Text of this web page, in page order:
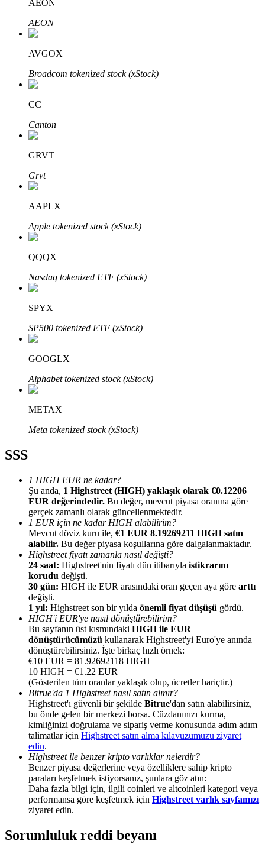
Otomatik Yatırım
Uzun vadeli kâr ve esnek çıkarlar elde edin
Bitrue
Bitrue Ortakları
Kullanıcı başına %65'e kadar komisyon!
Yönlendirme
Arkadaşını davet et, nakit ödüller kazan
Deposit CASHCAT & Win
Deposit CASHCAT & Win
Share 500000 CASHCAT prize pool
AEON
AEON
AVGOX
Broadcom tokenized stock (xStock)
CC
Canton
GRVT
Grvt
AAPLX
Apple tokenized stock (xStock)
QQQX
Nasdaq tokenized ETF (xStock)
SPYX
SP500 tokenized ETF (xStock)
GOOGLX
Alphabet tokenized stock (xStock)
METAX
Meta tokenized stock (xStock)
SSS
1 HIGH EUR ne kadar?
Şu anda, 1 Highstreet (HIGH) yaklaşık olarak €0.12206
EUR değerindedir. Bu değer, mevcut piyasa oranına göre
gerçek zamanlı olarak güncellenmektedir.
1 EUR için ne kadar HIGH alabilirim?
Mevcut döviz kuru ile, €1 EUR 8.19269211 HIGH satın
alabilir. Bu değer piyasa koşullarına göre dalgalanmaktadır.
Highstreet fiyatı zamanla nasıl değişti?
24 saat: Highstreet'nin fiyatı dün itibarıyla istikrarını
korudu değişti.
30 gün: HIGH ile EUR arasındaki oran geçen aya göre arttı
değişti.
1 yıl: Highstreet son bir yılda önemli fiyat düşüşü gördü.
HIGH'i EUR'ye nasıl dönüştürebilirim?
Bu sayfanın üst kısmındaki HIGH ile EUR
dönüştürücümüzü kullanarak Highstreet'yi Euro'ye anında
dönüştürebilirsiniz. İşte birkaç hızlı örnek:
€10 EUR = 81.92692118 HIGH
10 HIGH = €1.22 EUR
(Gösterilen tüm oranlar yaklaşık olup, ücretler hariçtir.)
Bitrue'da 1 Highstreet nasıl satın alınır?
Highstreet'ı güvenli bir şekilde Bitrue'dan satın alabilirsiniz,
bu önde gelen bir merkezi borsa. Cüzdanınızı kurma,
kimliğinizi doğrulama ve sipariş verme konusunda adım adım
talimatlar için Highstreet satın alma kılavuzumuzu ziyaret
edin.
Highstreet ile benzer kripto varlıklar nelerdir?
Benzer piyasa değerlerine veya özelliklere sahip kripto
paraları keşfetmek istiyorsanız, şunlara göz atın:
Daha fazla bilgi için, ilgili coinleri ve altcoinleri kategori veya
performansa göre keşfetmek için Highstreet varlık sayfamızı
ziyaret edin.
Sorumluluk reddi beyanı